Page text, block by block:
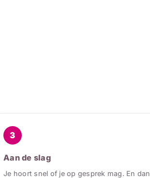
3
Aan de slag
Je hoort snel of je op gesprek mag. En dan